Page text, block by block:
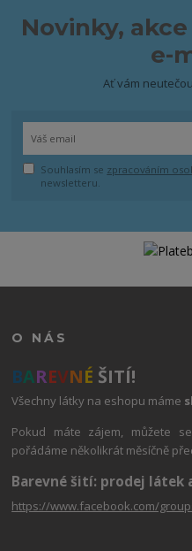
Novinky,
e-
Ať vám
Souhlasím se zpracováním
newsletteru.
O NÁS
BAREVNÉ ŠITÍ!
Všechny látky na eshopu máme
Pokud máte zájem, můžete
pořádáme několikrát měsíčně
Barevné šití: prodej látek
https://www.facebook.com/